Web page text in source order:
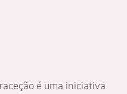
é uma iniciativa